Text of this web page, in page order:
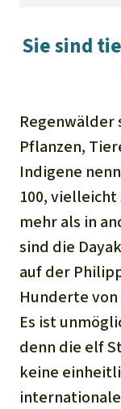
Sie sind
Pflanzen,
Indigene
100,
mehr als in
sind die
auf der
Hunderte
Es ist
denn die elf
keine